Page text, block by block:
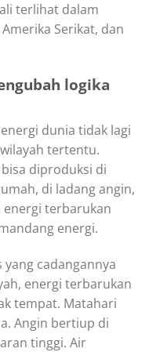
terlihat dalam
Serikat, dan
logika
dunia tidak lagi
tertentu.
diproduksi di
di ladang angin,
terbarukan
energi.
cadangannya
energi terbarukan
tempat. Matahari
Angin bertiup di
tinggi. Air